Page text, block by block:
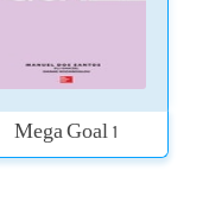
Mega Goal 1